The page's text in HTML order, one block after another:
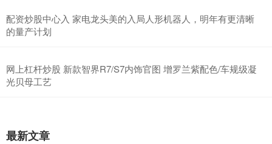
配资炒股中心入 家电龙头美的入局人形机器人，明年有更清晰
的量产计划
网上杠杆炒股 新款智界R7/S7内饰官图 增罗兰紫配色/车规级凝
光贝母工艺
最新文章